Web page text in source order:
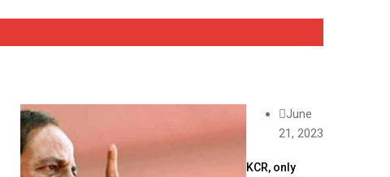
June
21, 2023
KCR, only